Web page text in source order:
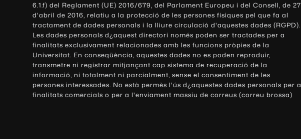
6.1.f) del Reglament (UE) 2016/679, del Parlament Europeu i del Consell, de 27
d'abril de 2016, relatiu a la protecció de les persones físiques pel que fa al
tractament de dades personals i la lliure circulació d'aquestes dades (RGPD).
Les dades personals d¿aquest directori només poden ser tractades per a
finalitats exclusivament relacionades amb les funcions pròpies de la
Universitat. En conseqüència, aquestes dades no es poden reproduir,
transmetre ni registrar mitjançant cap sistema de recuperació de la
informació, ni totalment ni parcialment, sense el consentiment de les
persones interessades. No està permès l'ús d¿aquestes dades personals per a
finalitats comercials o per a l'enviament massiu de correus (correu brossa)